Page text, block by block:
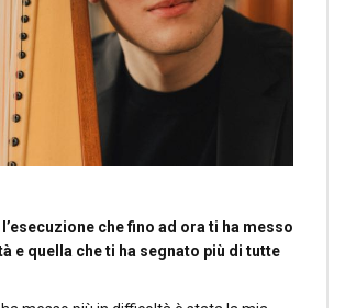
che fino ad ora ti ha messo
e quella che ti ha segnato più di tutte